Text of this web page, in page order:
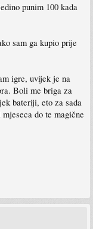
punim 100 kada
sam ga kupio prije
igre, uvijek je na
Boli me briga za
bateriji, eto za sada
do te magične